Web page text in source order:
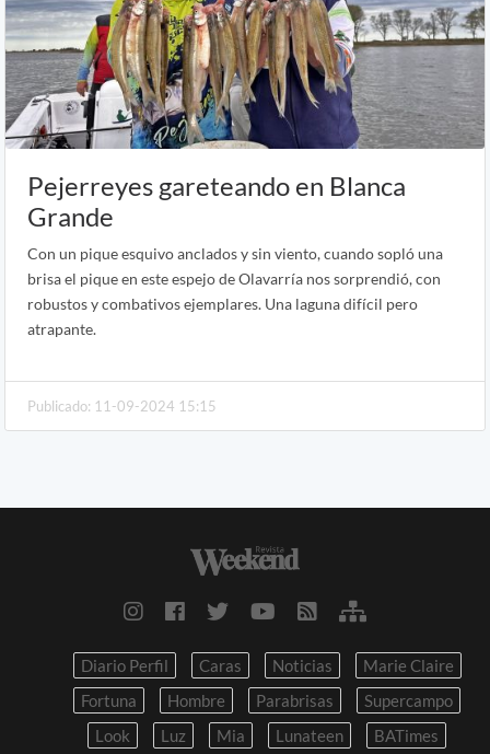
Pejerreyes gareteando en Blanca
Grande
Con un pique esquivo anclados y sin viento, cuando sopló una
brisa el pique en este espejo de Olavarría nos sorprendió, con
robustos y combativos ejemplares. Una laguna difícil pero
atrapante.
Publicado: 11-09-2024 15:15
Diario Perfil Caras Noticias
Marie Claire
Fortuna
Hombre Parabrisas
Supercampo
Look
Luz Mia Lunateen BATimes